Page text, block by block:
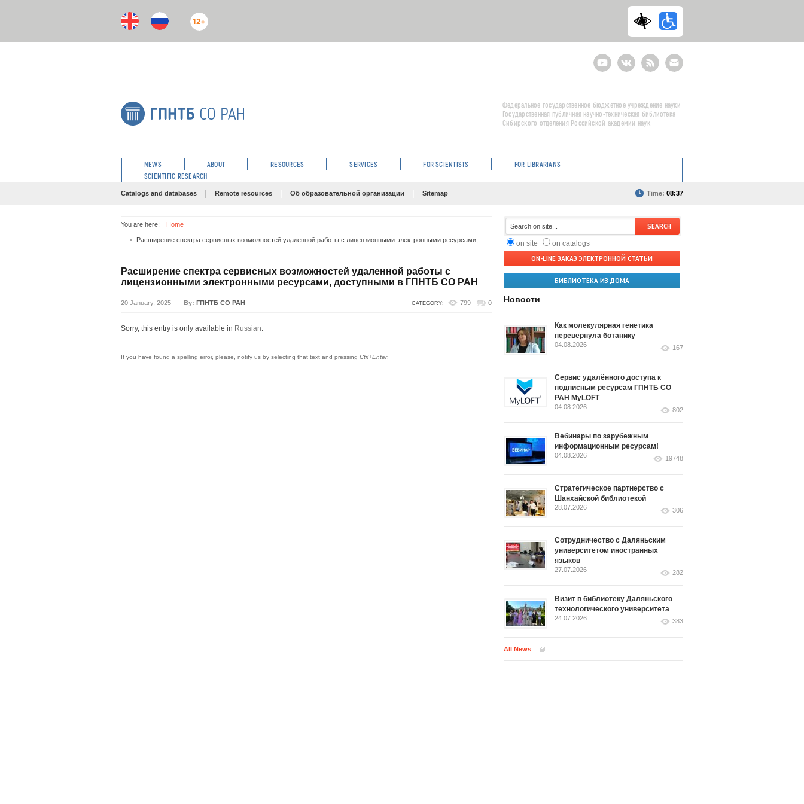
12+
YoutubeВКонтактеRSS
E-
mail
подписка
Федеральное государственное бюджетное учреждение науки
Государственная публичная научно-техническая библиотека
Сибирского отделения Российской академии наук
NEWS ABOUT RESOURCES SERVICES FOR SCIENTISTS
FOR LIBRARIANS
SCIENTIFIC RESEARCH
Catalogs and databases Remote resources Об образовательной организации Sitemap Time: 08:37
You are here: Home
Расширение спектра сервисных возможностей удаленной работы с
лицензионными электронными ресурсами, доступными в ГПНТБ СО РАН
20 January, 2025 By: ГПНТБ СО РАН CATEGORY: 799 0
Sorry, this entry is only available in Russian.
If you have found a spelling error, please, notify us by selecting that text and pressing Ctrl+Enter.
on site
on catalogs
ON-LINE ЗАКАЗ ЭЛЕКТРОННОЙ СТАТЬИ
БИБЛИОТЕКА ИЗ ДОМА
Новости
Как молекулярная генетика
перевернула ботанику
04.08.2026 167
Сервис удалённого доступа к
подписным ресурсам ГПНТБ СО
РАН MyLOFT
04.08.2026 802
Вебинары по зарубежным
информационным ресурсам!
04.08.2026 19748
Стратегическое партнерство с
Шанхайской библиотекой
28.07.2026 306
Сотрудничество с Даляньским
университетом иностранных
языков
27.07.2026 282
Визит в библиотеку Даляньского
технологического университета
24.07.2026 383
All News